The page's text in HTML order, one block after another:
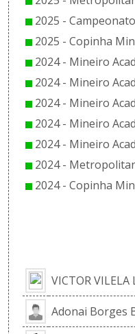
2025 -
2025 - Copinha
2024 - Mineiro
2024 - Mineiro
2024 - Mineiro
2024 - Mineiro
2024 - Mineiro
2024 -
2024 - Copinha
VICTOR VILELA
Adonai Borges